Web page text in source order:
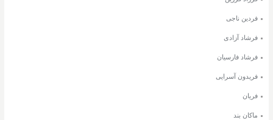
فردین ناجی
فرشاد آزادی
فرشاد فارسیان
فریدون آسرایی
فریان
ماکان بند